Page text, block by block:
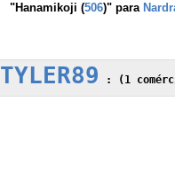
"Hanamikoji (506)" para
TYLER89 : (1